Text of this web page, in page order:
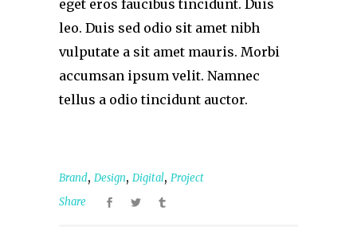
eget eros faucibus tincidunt. Duis
leo. Duis sed odio sit amet nibh
vulputate a sit amet mauris. Morbi
accumsan ipsum velit. Namnec
tellus a odio tincidunt auctor.
Brand, Design, Digital, Project
Share